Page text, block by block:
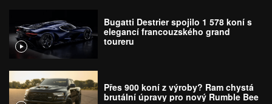
Bugatti Destrier spojilo 1 578 koní s
elegancí francouzského grand
toureru
Přes 900 koní z výroby? Ram chystá
brutální úpravy pro nový Rumble Bee